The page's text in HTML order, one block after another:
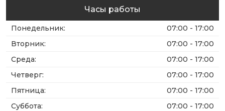
Часы работы
Понедельник:
07:00 - 17:00
Вторник:
07:00 - 17:00
Среда:
07:00 - 17:00
Четверг:
07:00 - 17:00
Пятница:
07:00 - 17:00
Суббота:
07:00 - 17:00